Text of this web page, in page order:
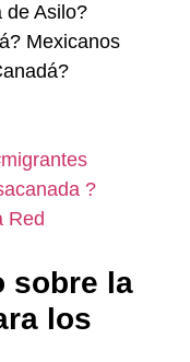
de Asilo?
Mexicanos
?
Red
sobre la
los